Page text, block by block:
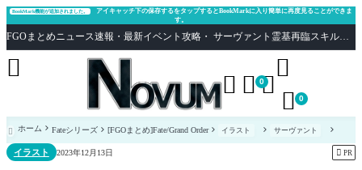
BookMark機能が追加されました。
アイキャッチ下の保存するをタップするとBookMarkに入り簡単に再度見ることができま
す。
FGOまとめニュース速報・最新イベント攻略・ サーヴァント霊基再臨スキル性能評価まとめ Fate/Grand Order
  0

 0

 ホーム Fateシリーズ [FGOまとめ]Fate/Grand Order イラスト サーヴァント
イラスト 2023年12月13日  PR